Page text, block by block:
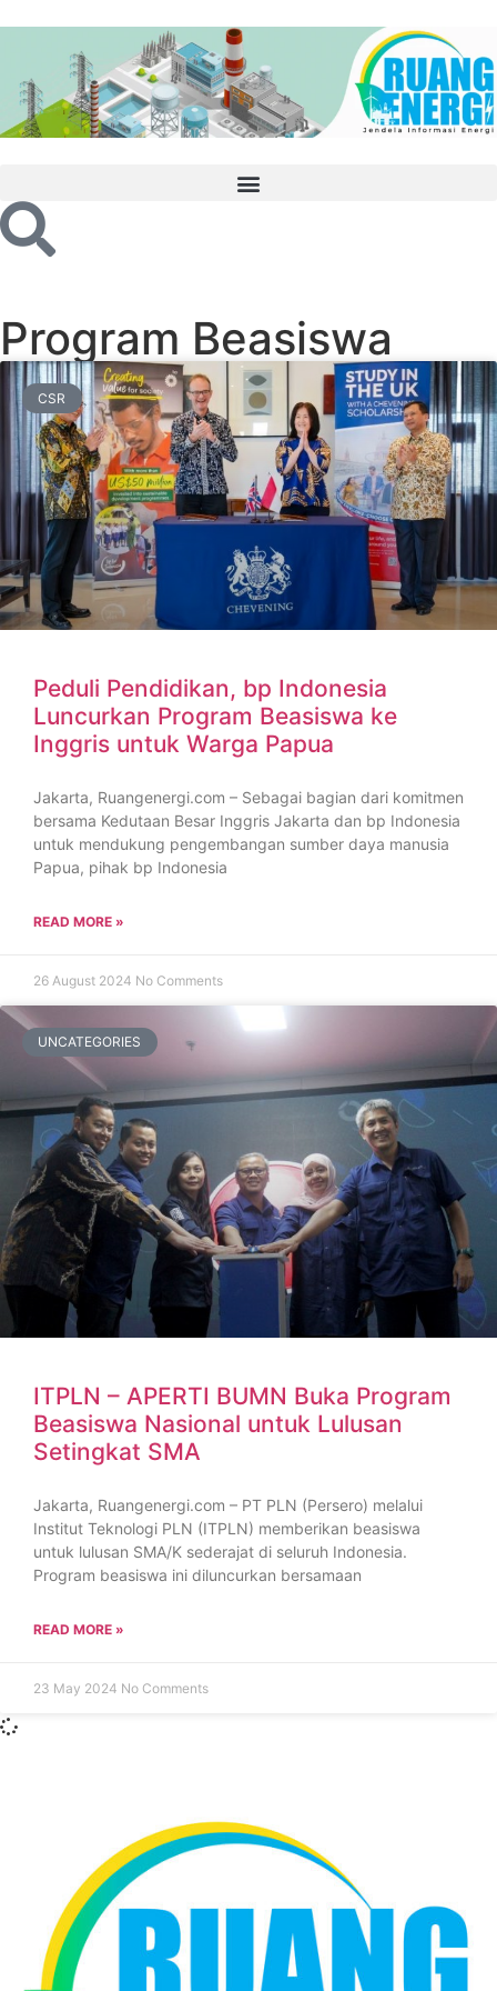
Program Beasiswa
CSR
Peduli Pendidikan, bp Indonesia
Luncurkan Program Beasiswa ke
Inggris untuk Warga Papua
Jakarta, Ruangenergi.com – Sebagai bagian dari komitmen
bersama Kedutaan Besar Inggris Jakarta dan bp Indonesia
untuk mendukung pengembangan sumber daya manusia
Papua, pihak bp Indonesia
READ MORE »
26 August 2024 No Comments
UNCATEGORIES
ITPLN – APERTI BUMN Buka Program
Beasiswa Nasional untuk Lulusan
Setingkat SMA
Jakarta, Ruangenergi.com – PT PLN (Persero) melalui
Institut Teknologi PLN (ITPLN) memberikan beasiswa
untuk lulusan SMA/K sederajat di seluruh Indonesia.
Program beasiswa ini diluncurkan bersamaan
READ MORE »
23 May 2024 No Comments